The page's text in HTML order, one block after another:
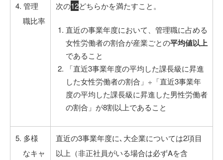
4. 管理
職比率
次の12どちらかを満たすこと。
直近の事業年度において、管理職に占める
女性労働者の割合が産業ごとの平均値以上
であること
「直近3事業年度の平均した課長級に昇進
した女性労働者の割合」÷「直近3事業年
度の平均した課長級に昇進した男性労働者
の割合」が8割以上であること
5. 多様
なキャ
直近の3事業年度に､大企業については2項目
以上（非正社員がいる場合は必ずAを含